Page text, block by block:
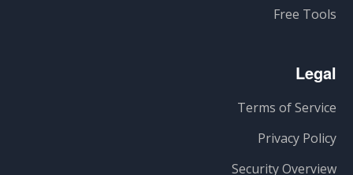
Free Tools
Legal
Terms of Service
Privacy Policy
Security Overview